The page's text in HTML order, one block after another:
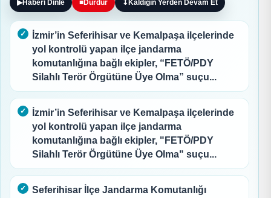
▶Haberi Dinle ■Durdur ↧ Kaldığın Yerden Devam Et
İzmir’in Seferihisar ve Kemalpaşa ilçelerinde
yol kontrolü yapan ilçe jandarma
komutanlığına bağlı ekipler, “FETÖ/PDY
Silahlı Terör Örgütüne Üye Olma” suçu...
İzmir’in Seferihisar ve Kemalpaşa ilçelerinde
yol kontrolü yapan ilçe jandarma
komutanlığına bağlı ekipler, "FETÖ/PDY
Silahlı Terör Örgütüne Üye Olma" suçu...
Seferihisar İlçe Jandarma Komutanlığı